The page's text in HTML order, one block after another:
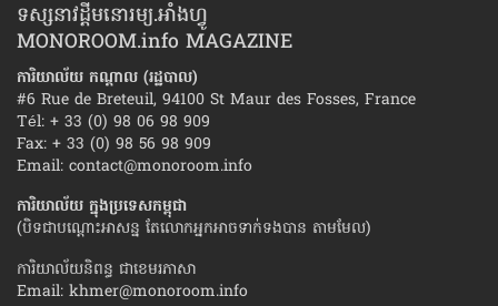
ទស្សនាវដ្ដីមនោរម្យ.អាំងហ្វូ
MONOROOM.info MAGAZINE
ការិយាល័យ កណ្ដាល (រដ្ឋបាល)
#6 Rue de Breteuil, 94100 St Maur des Fosses, France
Tél: + 33 (0) 98 06 98 909
Fax: + 33 (0) 98 56 98 909
Email: contact@monoroom.info
ការិយាល័យ ក្នុង​ប្រទេស​កម្ពុជា
(បិទជាបណ្ដោះអាសន្ន តែលោកអ្នកអាចទាក់ទងបាន តាមមែល)
ការិយាល័យនិពន្ធ ជាខេមរភាសា
Email: khmer@monoroom.info